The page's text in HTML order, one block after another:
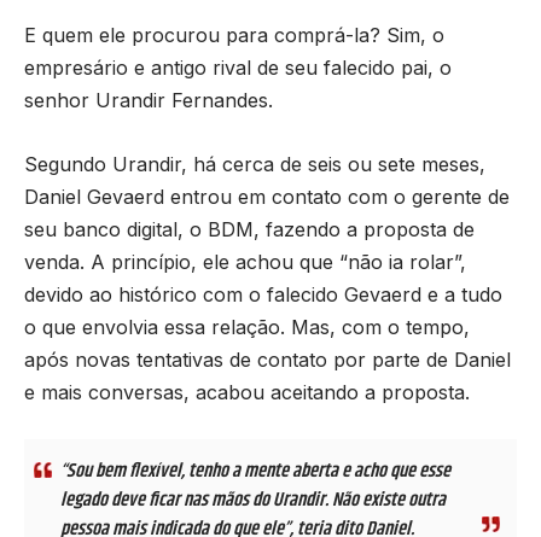
E quem ele procurou para comprá-la? Sim, o
empresário e antigo rival de seu falecido pai, o
senhor Urandir Fernandes.
Segundo Urandir, há cerca de seis ou sete meses,
Daniel Gevaerd entrou em contato com o gerente de
seu banco digital, o BDM, fazendo a proposta de
venda. A princípio, ele achou que “não ia rolar”,
devido ao histórico com o falecido Gevaerd e a tudo
o que envolvia essa relação. Mas, com o tempo,
após novas tentativas de contato por parte de Daniel
e mais conversas, acabou aceitando a proposta.
“Sou bem flexível, tenho a mente aberta e acho que esse
legado deve ficar nas mãos do Urandir. Não existe outra
pessoa mais indicada do que ele”, teria dito Daniel.